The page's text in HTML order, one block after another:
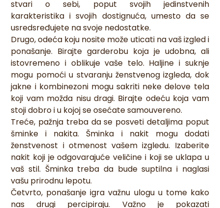
stvari o sebi, poput svojih jedinstvenih
karakteristika i svojih dostignuća, umesto da se
usredsređujete na svoje nedostatke.
Drugo, odeća koju nosite može uticati na vaš izgled i
ponašanje. Birajte garderobu koja je udobna, ali
istovremeno i oblikuje vaše telo. Haljine i suknje
mogu pomoći u stvaranju ženstvenog izgleda, dok
jakne i kombinezoni mogu sakriti neke delove tela
koji vam možda nisu dragi. Birajte odeću koja vam
stoji dobro i u kojoj se osećate samouvereno.
Treće, pažnja treba da se posveti detaljima poput
šminke i nakita. Šminka i nakit mogu dodati
ženstvenost i otmenost vašem izgledu. Izaberite
nakit koji je odgovarajuće veličine i koji se uklapa u
vaš stil. Šminka treba da bude suptilna i naglasi
vašu prirodnu lepotu.
Četvrto, ponašanje igra važnu ulogu u tome kako
nas drugi percipiraju. Važno je pokazati